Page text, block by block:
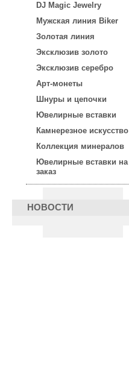
DJ Magic Jewelry
Мужская линия Biker
Золотая линия
Эксклюзив золото
Эксклюзив серебро
Арт-монеты
Шнуры и цепочки
Ювелирные вставки
Камнерезное искусство
Коллекция минералов
Ювелирные вставки на
заказ
НОВОСТИ